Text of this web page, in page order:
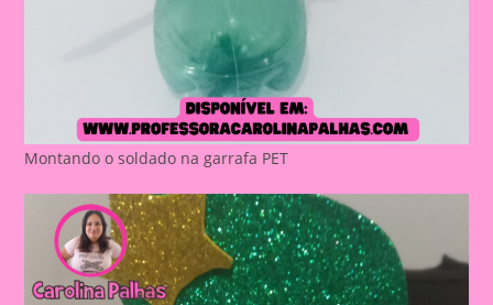
Montando o soldado na garrafa PET